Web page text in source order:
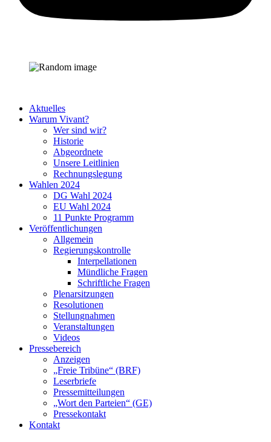
Aktuelles
Warum Vivant?
Wer sind wir?
Historie
Abgeordnete
Unsere Leitlinien
Rechnungslegung
Wahlen 2024
DG Wahl 2024
EU Wahl 2024
11 Punkte Programm
Veröffentlichungen
Allgemein
Regierungskontrolle
Interpellationen
Mündliche Fragen
Schriftliche Fragen
Plenarsitzungen
Resolutionen
Stellungnahmen
Veranstaltungen
Videos
Pressebereich
Anzeigen
„Freie Tribüne“ (BRF)
Leserbriefe
Pressemitteilungen
„Wort den Parteien“ (GE)
Pressekontakt
Kontakt